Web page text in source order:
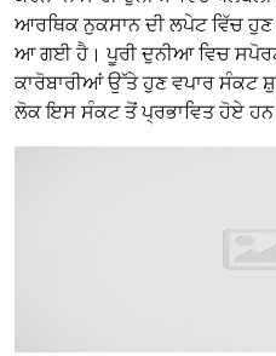
ਆਰਥਿਕ ਨੁਕਸਾਨ ਦੀ ਲਪੇਟ ਵਿੱਚ
ਆ ਗਈ ਹੈ। ਪੂਰੀ ਦੁਨੀਆ ਵਿਚ
ਕਾਰੋਬਾਰੀਆਂ ਉੱਤੇ ਹੁਣ ਵਪਾਰ ਸੰਕਟ
ਲੋਕ ਇਸ ਸੰਕਟ ਤੋਂ ਪ੍ਰਭਾਵਿਤ ਹੋਏ